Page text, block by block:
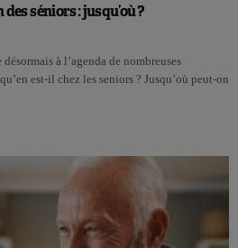
séniors : jusqu’où ?
à l’agenda de nombreuses
est-il chez les seniors ? Jusqu’où peut-on